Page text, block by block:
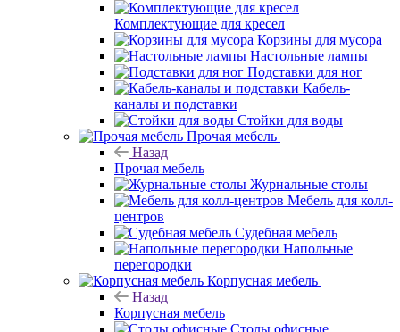
Комплектующие для кресел
Корзины для мусора
Настольные лампы
Подставки для ног
Кабель-
каналы и подставки
Стойки для воды
Прочая мебель
Назад
Прочая мебель
Журнальные столы
Мебель для колл-
центров
Судебная мебель
Напольные
перегородки
Корпусная мебель
Назад
Корпусная мебель
Столы офисные